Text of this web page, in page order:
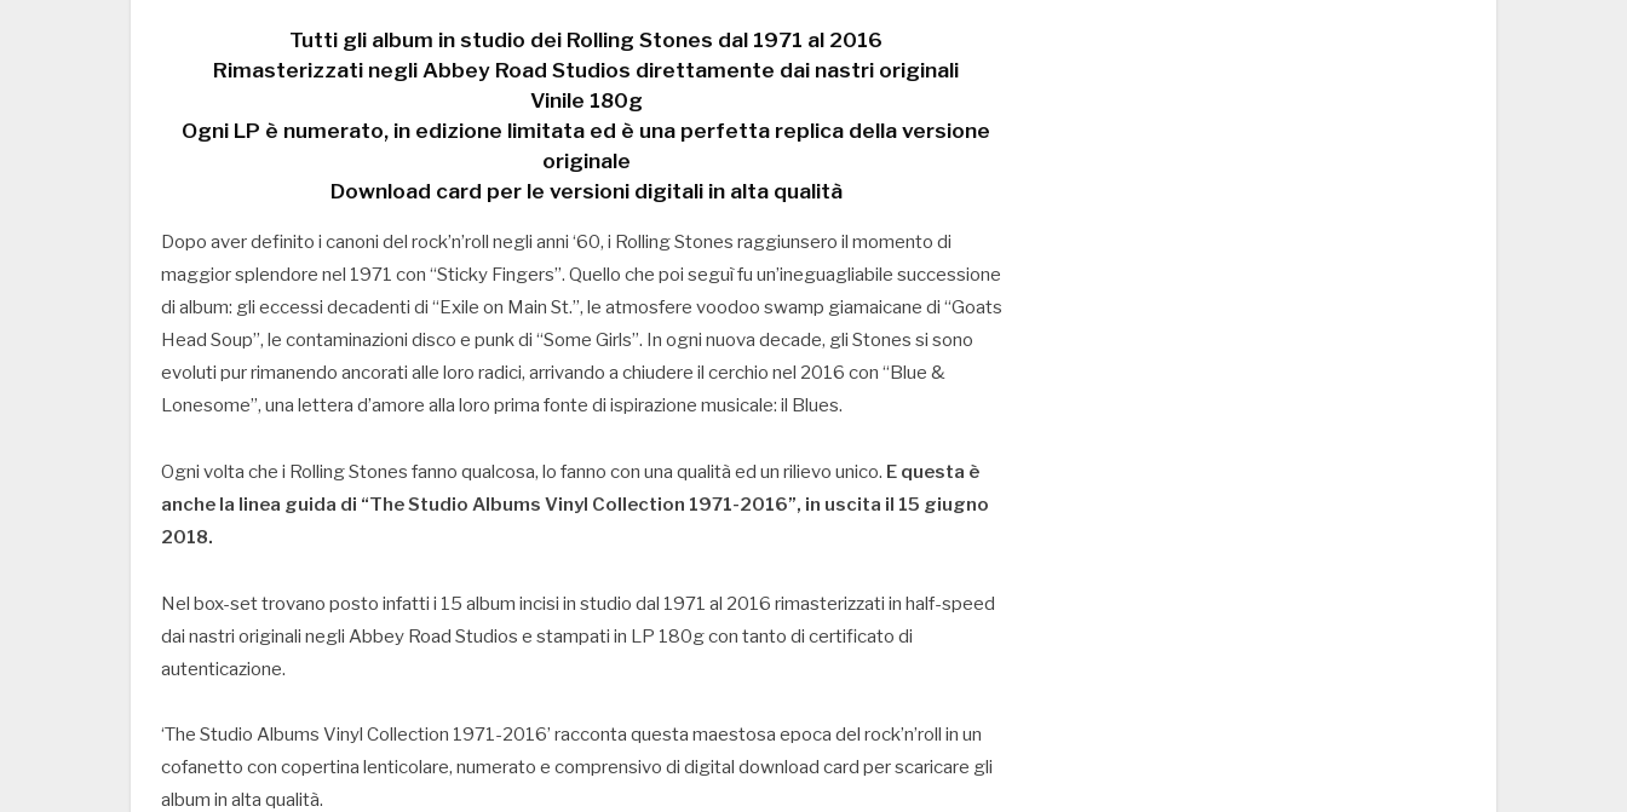
Tutti gli album in studio dei Rolling Stones dal 1971 al 2016
Rimasterizzati negli Abbey Road Studios direttamente dai nastri originali
Vinile 180g
Ogni LP è numerato, in edizione limitata ed è una perfetta replica della versione
originale
Download card per le versioni digitali in alta qualità
Dopo aver definito i canoni del rock’n’roll negli anni ‘60, i Rolling Stones raggiunsero il momento di
maggior splendore nel 1971 con “Sticky Fingers”. Quello che poi seguì fu un’ineguagliabile successione
di album: gli eccessi decadenti di “Exile on Main St.”, le atmosfere voodoo swamp giamaicane di “Goats
Head Soup”, le contaminazioni disco e punk di “Some Girls”. In ogni nuova decade, gli Stones si sono
evoluti pur rimanendo ancorati alle loro radici, arrivando a chiudere il cerchio nel 2016 con “Blue &
Lonesome”, una lettera d’amore alla loro prima fonte di ispirazione musicale: il Blues.
Ogni volta che i Rolling Stones fanno qualcosa, lo fanno con una qualità ed un rilievo unico. E questa è
anche la linea guida di “The Studio Albums Vinyl Collection 1971-2016”, in uscita il 15 giugno
2018.
Nel box-set trovano posto infatti i 15 album incisi in studio dal 1971 al 2016 rimasterizzati in half-speed
dai nastri originali negli Abbey Road Studios e stampati in LP 180g con tanto di certificato di
autenticazione.
‘The Studio Albums Vinyl Collection 1971-2016’ racconta questa maestosa epoca del rock’n’roll in un
cofanetto con copertina lenticolare, numerato e comprensivo di digital download card per scaricare gli
album in alta qualità.